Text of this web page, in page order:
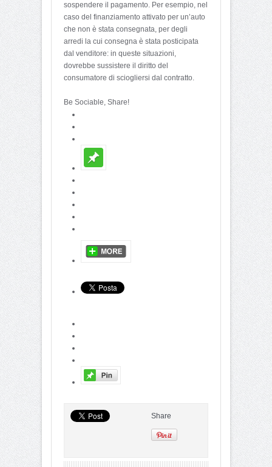
sospendere il pagamento. Per esempio, nel
caso del finanziamento attivato per un’auto
che non è stata consegnata, per degli
arredi la cui consegna è stata posticipata
dal venditore: in queste situazioni,
dovrebbe sussistere il diritto del
consumatore di sciogliersi dal contratto.
Be Sociable, Share!
Share